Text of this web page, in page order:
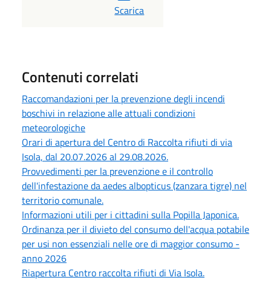
PDF
Scarica
Contenuti correlati
Raccomandazioni per la prevenzione degli incendi
boschivi in relazione alle attuali condizioni
meteorologiche
Orari di apertura del Centro di Raccolta rifiuti di via
Isola, dal 20.07.2026 al 29.08.2026.
Provvedimenti per la prevenzione e il controllo
dell'infestazione da aedes albopticus (zanzara tigre) nel
territorio comunale.
Informazioni utili per i cittadini sulla Popilla Japonica.
Ordinanza per il divieto del consumo dell'acqua potabile
per usi non essenziali nelle ore di maggior consumo -
anno 2026
Riapertura Centro raccolta rifiuti di Via Isola.